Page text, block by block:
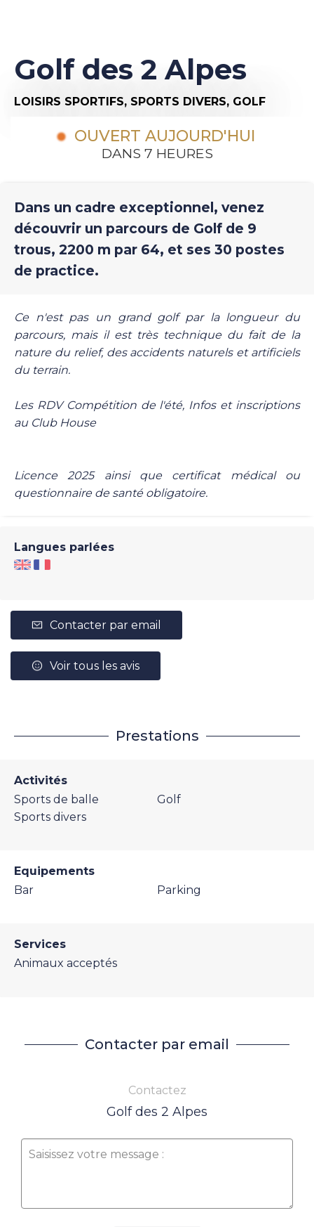
Golf des 2 Alpes
LOISIRS SPORTIFS, SPORTS DIVERS, GOLF
OUVERT AUJOURD'HUI
DANS 7 HEURES
Dans un cadre exceptionnel, venez
découvrir un parcours de Golf de 9
trous, 2200 m par 64, et ses 30 postes
de practice.
Ce n'est pas un grand golf par la longueur du
parcours, mais il est très technique du fait de la
nature du relief, des accidents naturels et artificiels
du terrain.
Les RDV Compétition de l'été, Infos et inscriptions
au Club House
Licence 2025 ainsi que certificat médical ou
questionnaire de santé obligatoire.
Langues parlées
Contacter par email
Voir tous les avis
Prestations
Activités
Sports de balle
Sports divers
Golf
Equipements
Bar
Parking
Services
Animaux acceptés
Contacter par email
Contactez
Golf des 2 Alpes